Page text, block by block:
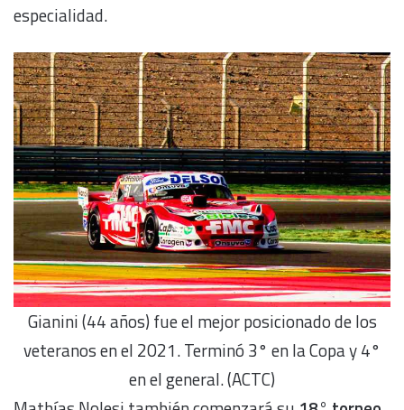
especialidad.
Gianini (44 años) fue el mejor posicionado de los
veteranos en el 2021. Terminó 3° en la Copa y 4°
en el general. (ACTC)